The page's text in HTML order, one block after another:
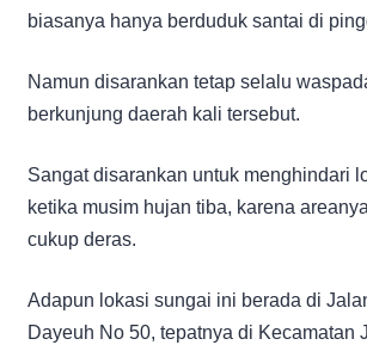
biasanya hanya berduduk santai di
Namun disarankan tetap selalu
berkunjung daerah kali tersebut.
Sangat disarankan untuk menghindari
ketika musim hujan tiba, karena
cukup deras.
Adapun lokasi sungai ini berada di
Dayeuh No 50, tepatnya di Kecamatan